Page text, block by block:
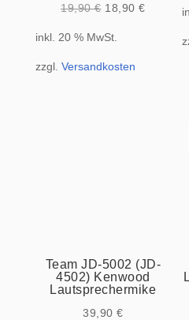
19,90€ Ursprünglicher
19,90 €
18,90€
inkl. 20 % MwSt.
zzgl. Versandkosten
Team JD-5002 (JD-
4502) Kenwood
Lautsprechermike
39,90€